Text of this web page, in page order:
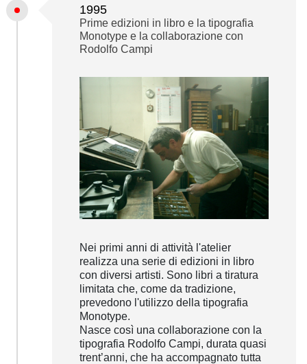
1995
Prime edizioni in libro e la tipografia
Monotype e la collaborazione con
Rodolfo Campi
Nei primi anni di attività l'atelier
realizza una serie di edizioni in libro
con diversi artisti. Sono libri a tiratura
limitata che, come da tradizione,
prevedono l'utilizzo della tipografia
Monotype.
Nasce così una collaborazione con la
tipografia Rodolfo Campi, durata quasi
trent’anni, che ha accompagnato tutta